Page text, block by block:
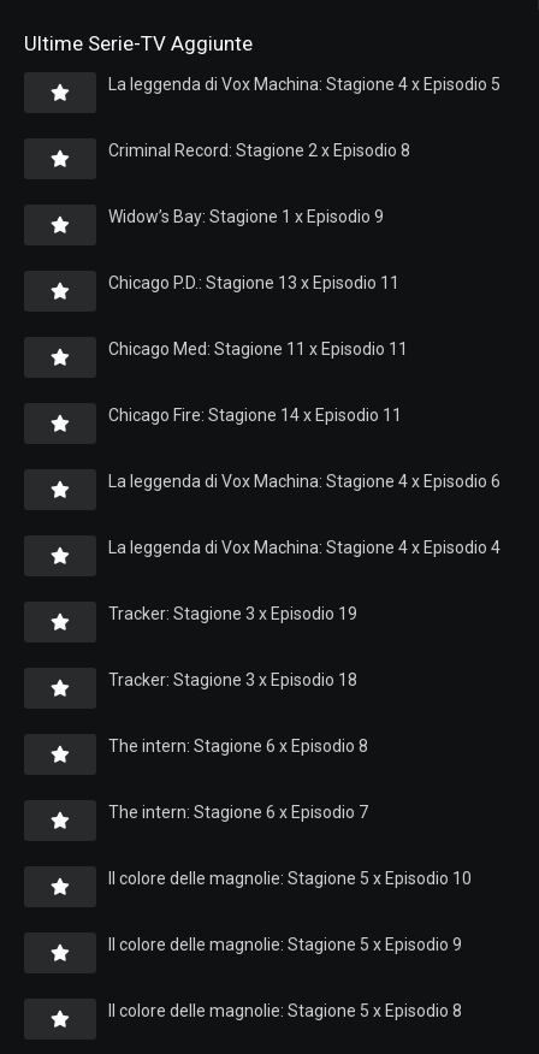
Ultime Serie-TV Aggiunte
La leggenda di Vox Machina: Stagione 4 x Episodio 5
Criminal Record: Stagione 2 x Episodio 8
Widow’s Bay: Stagione 1 x Episodio 9
Chicago P.D.: Stagione 13 x Episodio 11
Chicago Med: Stagione 11 x Episodio 11
Chicago Fire: Stagione 14 x Episodio 11
La leggenda di Vox Machina: Stagione 4 x Episodio 6
La leggenda di Vox Machina: Stagione 4 x Episodio 4
Tracker: Stagione 3 x Episodio 19
Tracker: Stagione 3 x Episodio 18
The intern: Stagione 6 x Episodio 8
The intern: Stagione 6 x Episodio 7
Il colore delle magnolie: Stagione 5 x Episodio 10
Il colore delle magnolie: Stagione 5 x Episodio 9
Il colore delle magnolie: Stagione 5 x Episodio 8